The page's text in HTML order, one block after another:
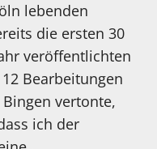
lebenden
die ersten 30
veröffentlichten
Bearbeitungen
vertonte,
ich der